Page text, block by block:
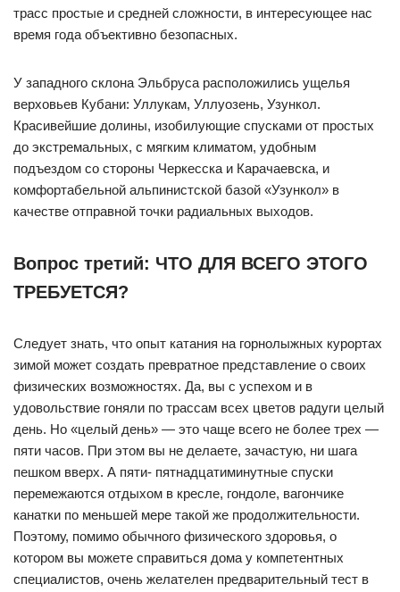
трасс простые и средней сложности, в интересующее нас
время года объективно безопасных.
У западного склона Эльбруса расположились ущелья
верховьев Кубани: Уллукам, Уллуозень, Узункол.
Красивейшие долины, изобилующие спусками от простых
до экстремальных, с мягким климатом, удобным
подъездом со стороны Черкесска и Карачаевска, и
комфортабельной альпинистской базой «Узункол» в
качестве отправной точки радиальных выходов.
Вопрос третий: ЧТО ДЛЯ ВСЕГО ЭТОГО
ТРЕБУЕТСЯ?
Следует знать, что опыт катания на горнолыжных курортах
зимой может создать превратное представление о своих
физических возможностях. Да, вы с успехом и в
удовольствие гоняли по трассам всех цветов радуги целый
день. Но «целый день» — это чаще всего не более трех —
пяти часов. При этом вы не делаете, зачастую, ни шага
пешком вверх. А пяти- пятнадцатиминутные спуски
перемежаются отдыхом в кресле, гондоле, вагончике
канатки по меньшей мере такой же продолжительности.
Поэтому, помимо обычного физического здоровья, о
котором вы можете справиться дома у компетентных
специалистов, очень желателен предварительный тест в